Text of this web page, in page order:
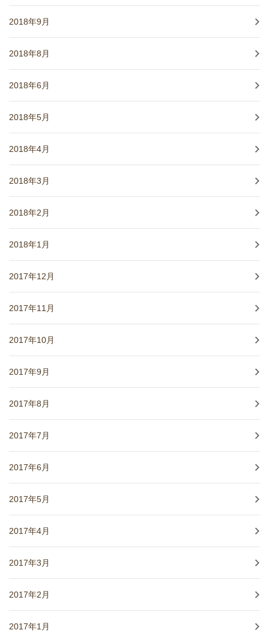
2018年9月
2018年8月
2018年6月
2018年5月
2018年4月
2018年3月
2018年2月
2018年1月
2017年12月
2017年11月
2017年10月
2017年9月
2017年8月
2017年7月
2017年6月
2017年5月
2017年4月
2017年3月
2017年2月
2017年1月